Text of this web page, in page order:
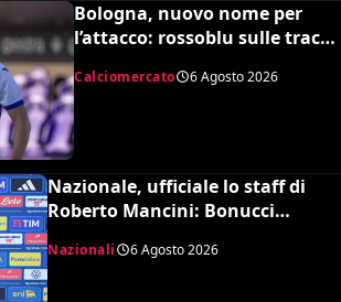
Bologna, nuovo nome per
l’attacco: rossoblu sulle tracce
Calciomercato 6 Agosto 2026
Nazionale, ufficiale lo staff di
Roberto Mancini: Bonucci
Nazionali 6 Agosto 2026